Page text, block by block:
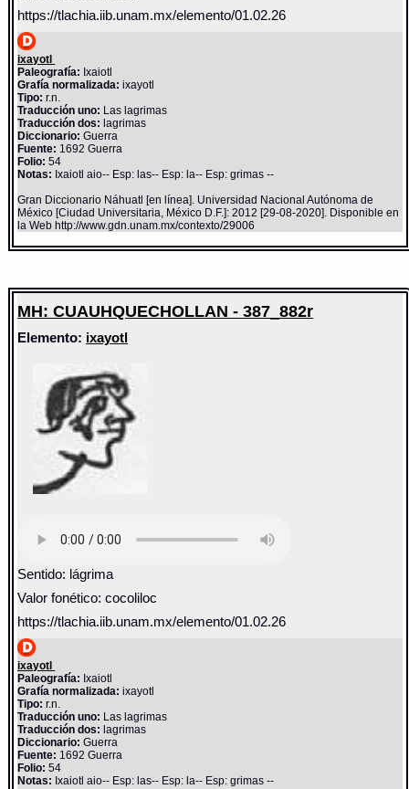
https://tlachia.iib.unam.mx/elemento/01.02.26
ixayotl
Paleografía: Ixaiotl
Grafía normalizada: ixayotl
Tipo: r.n.
Traducción uno: Las lagrimas
Traducción dos: lagrimas
Diccionario:Guerra
Fuente: 1692 Guerra
Folio: 54
Notas: Ixaiotl aio-- Esp: las-- Esp: la-- Esp: grimas --
Gran Diccionario Náhuatl [en línea]. Universidad Nacional Autónoma de
México [Ciudad Universitaria, México D.F.]: 2012 [29-08-2020]. Disponible en
la Web http://www.gdn.unam.mx/contexto/29006
MH: CUAUHQUECHOLLAN - 387_882r
Elemento: ixayotl
Sentido: lágrima
Valor fonético: cocoliloc
https://tlachia.iib.unam.mx/elemento/01.02.26
ixayotl
Paleografía: Ixaiotl
Grafía normalizada: ixayotl
Tipo: r.n.
Traducción uno: Las lagrimas
Traducción dos: lagrimas
Diccionario:Guerra
Fuente: 1692 Guerra
Folio: 54
Notas: Ixaiotl aio-- Esp: las-- Esp: la-- Esp: grimas --